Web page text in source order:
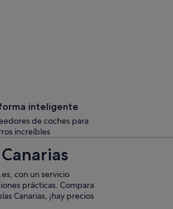
inteligente
de coches para
increíbles
con un servicio
prácticas. Compara
Canarias, ¡hay precios